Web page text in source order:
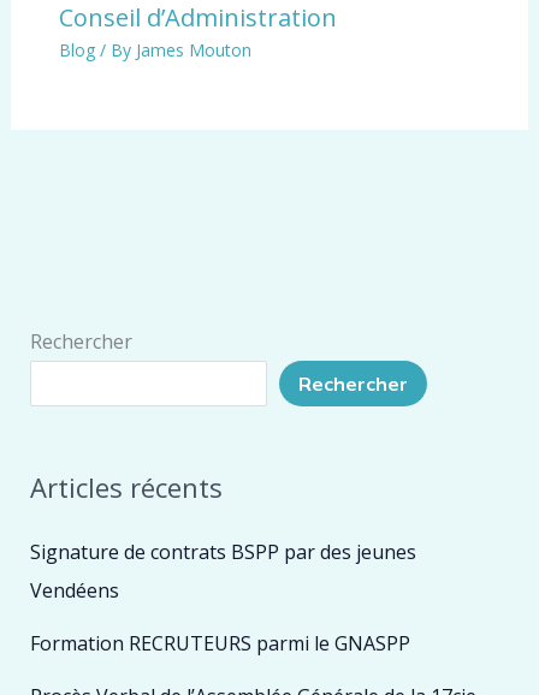
Conseil d’Administration
Blog/ By James Mouton
Rechercher
Rechercher
Articles récents
Signature de contrats BSPP par des jeunes
Vendéens
Formation RECRUTEURS parmi le GNASPP